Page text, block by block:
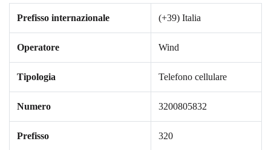
Prefisso internazionale (+39) Italia
Operatore Wind
Tipologia Telefono cellulare
Numero 3200805832
Prefisso 320